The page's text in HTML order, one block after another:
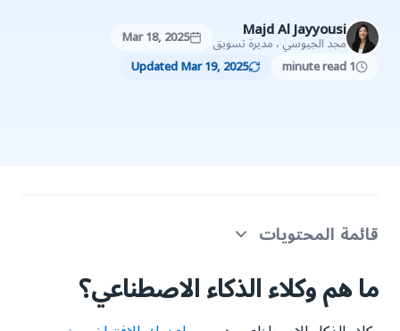
Majd Al Jayyousi
مجد الجيوسي ، مديرة تسويق
Mar 18, 2025
1 minute read
Updated Mar 19, 2025
قائمة المحتويات
ما هم وكلاء الذكاء الاصطناعي؟
كيفية إنشاء وكلاء الذكاء الاصطناعي؟
ما هم وكلاء الذكاء الاصطناعي؟